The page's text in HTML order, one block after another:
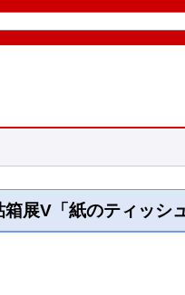
箱展V「紙のティッシ